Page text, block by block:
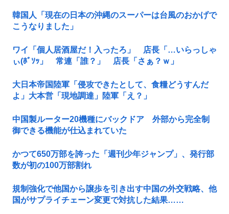
韓国人「現在の日本の沖縄のスーパーは台風のおかげで
こうなりました」
ワイ「個人居酒屋だ！入ったろ」 店長「…いらっしゃ
ぃ(ﾎﾞｿｯ」 常連「誰？」 店長「さぁ？ｗ」
大日本帝国陸軍「侵攻できたとして、食糧どうすんだ
よ」大本営「現地調達」陸軍「え？」
中国製ルーター20機種にバックドア 外部から完全制
御できる機能が仕込まれていた
かつて650万部を誇った「週刊少年ジャンプ」、発行部
数が初の100万部割れ
規制強化で他国から譲歩を引き出す中国の外交戦略、他
国がサプライチェーン変更で対抗した結果……